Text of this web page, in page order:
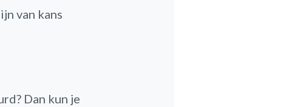
van kans
Dan kun je